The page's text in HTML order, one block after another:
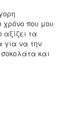
που μου
τα
για να την
και